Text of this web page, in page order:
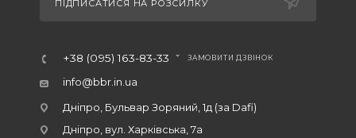
ПІДПИСАТИСЯ НА РОЗСИЛКУ
+38 (095) 163-83-33 ЗАМОВИТИ ДЗВІНОК
info@bbr.in.ua
Дніпро, Бульвар Зоряний, 1д (за Dafi)
Дніпро, вул. Харківська, 7а